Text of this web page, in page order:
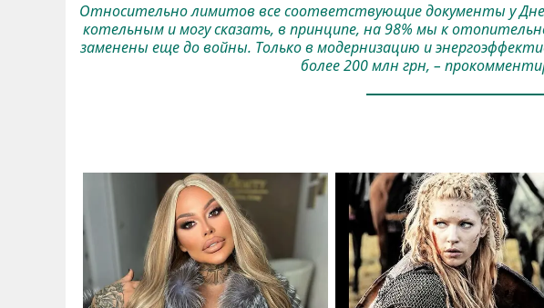
Относительно лимитов все соответствующие документы у
котельным и могу сказать, в принципе, на 98% мы к
заменены еще до войны. Только в модернизацию и
более 200 млн грн, –